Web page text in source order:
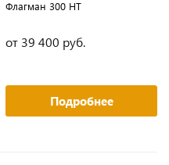
Флагман 300 НT
от 39 400 руб.
Подробнее